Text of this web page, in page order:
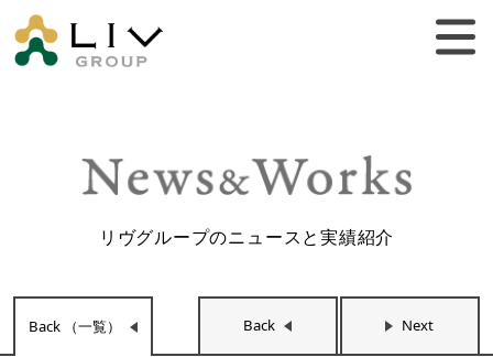
リヴグループのニュースと実績紹介
Back （一覧） Back Next